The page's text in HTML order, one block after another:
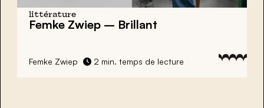
littérature
Femke Zwiep – Brillant
Femke Zwiep 2 min. temps de lecture